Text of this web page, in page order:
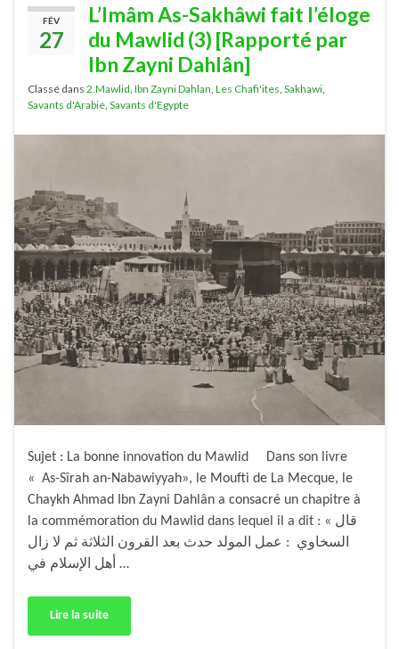
FÉV
27
L’Imâm As-Sakhâwi fait l’éloge
du Mawlid (3) [Rapporté par
Ibn Zayni Dahlân]
Classé dans 2.Mawlid Ibn Zayni Dahlan Les Chafi'ites Sakhawi
Savants d'Arabie Savants d'Egypte
Sujet : La bonne innovation du Mawlid Dans son livre
« As-Sîrah an-Nabawiyyah», le Moufti de La Mecque, le
Chaykh Ahmad Ibn Zayni Dahlân a consacré un chapitre à
la commémoration du Mawlid dans lequel il a dit : « قال
السخاوي : عمل المولد حدث بعد القرون الثلاثة ثم لا زال
أهل الإسلام في …
Lire la suite